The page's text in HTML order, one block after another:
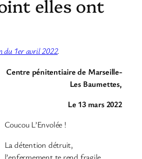
elles ont
du 1er avril 2022.
Centre pénitentiaire de Marseille-
Les Baumettes,
Le 13 mars 2022
Coucou L’Envolée !
La détention détruit,